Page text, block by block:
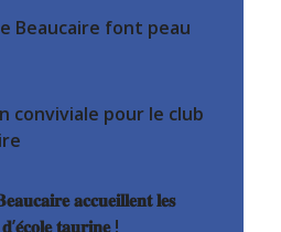
Beaucaire font peau
conviviale pour le club
𝐚𝐜𝐜𝐮𝐞𝐢𝐥𝐥𝐞𝐧𝐭 𝐥𝐞𝐬
𝐭𝐚𝐮𝐫𝐢𝐧𝐞 !